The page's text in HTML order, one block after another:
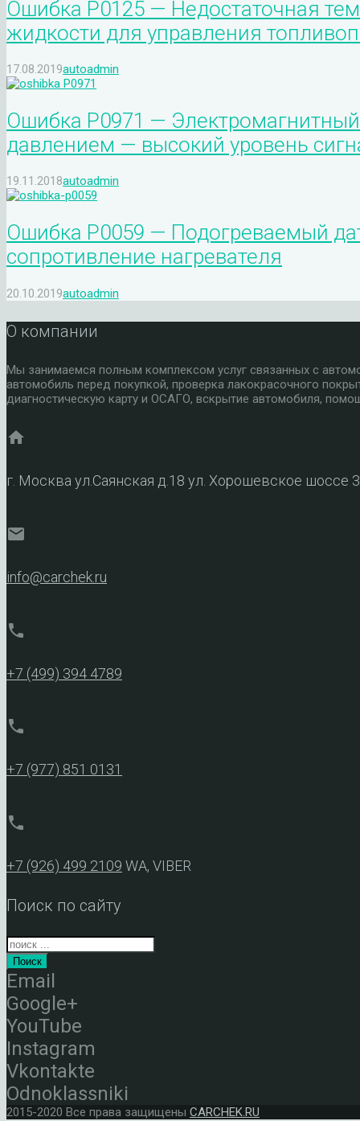
Ошибка P0125 — Недостаточная
жидкости для управления
17.08.2019autoadmin
Ошибка P0971 —
давлением — высокий уровень
19.11.2018autoadmin
Ошибка P0059 — Подогреваемый
сопротивление нагревателя
20.10.2019autoadmin
О компании
Мы занимаемся полным комплексом услуг связанных с
автомобиль перед покупкой, проверка лакокрасочного
диагностическую карту и ОСАГО, вскрытие автомобиля,
home
г. Москва ул.Саянская д.18 ул. Хорошевское шоссе
mail
info@carchek.ru
phone
+7 (499) 394 4789
phone
+7 (977) 851 0131
phone
+7 (926) 499 2109 WA, VIBER
Поиск по сайту
Поиск
Email
Google+
YouTube
Instagram
Vkontakte
Odnoklassniki
2015-2020 Все права защищены CARCHEK.RU